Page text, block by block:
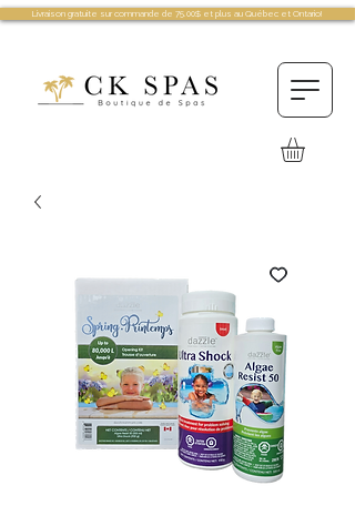
Livraison gratuite sur commande de 75.00$ et plus au Québec et Ontario!